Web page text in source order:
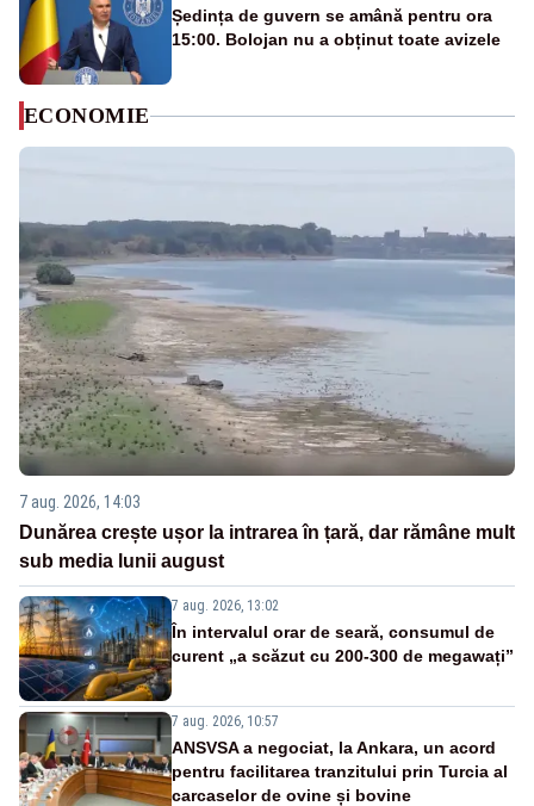
Ședința de guvern se amână pentru ora
15:00. Bolojan nu a obținut toate avizele
ECONOMIE
7 aug. 2026, 14:03
Dunărea crește ușor la intrarea în țară, dar rămâne mult
sub media lunii august
7 aug. 2026, 13:02
În intervalul orar de seară, consumul de
curent „a scăzut cu 200-300 de megawați”
7 aug. 2026, 10:57
ANSVSA a negociat, la Ankara, un acord
pentru facilitarea tranzitului prin Turcia al
carcaselor de ovine și bovine